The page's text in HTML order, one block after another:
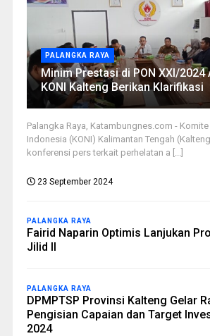
PALANGKA RAYA
Minim Prestasi di PON XXI/2024
KONI Kalteng Berikan Klarifikasi
Palangka Raya, Katambungnes.com -
Indonesia (KONI) Kalimantan Tengah
konferensi pers terkait perhelatan a [...]
23 September 2024
PALANGKA RAYA
Fairid Naparin Optimis Lanjukan
Jilid II
PALANGKA RAYA
DPMPTSP Provinsi Kalteng Gelar
Pengisian Capaian dan Target
2024